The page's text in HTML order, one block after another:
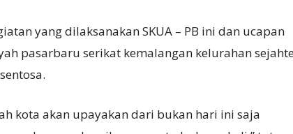
yang dilaksanakan SKUA – PB ini dan ucapan
pasarbaru serikat kemalangan kelurahan
kota akan upayakan dari bukan hari ini saja